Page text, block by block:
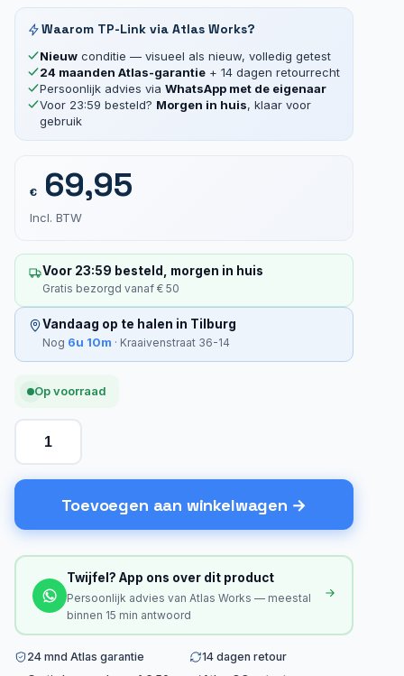
Waarom TP-Link via Atlas Works?
Nieuw conditie — visueel als nieuw, volledig getest
24 maanden Atlas-garantie + 14 dagen retourrecht
Persoonlijk advies via WhatsApp met de eigenaar
Voor 23:59 besteld? Morgen in huis, klaar voor
gebruik
€69,95
Incl. BTW
Voor 23:59 besteld, morgen in huis
Gratis bezorgd vanaf € 50
Vandaag op te halen in Tilburg
Nog 6u 10m · Kraaivenstraat 36-14
Op voorraad
Toevoegen aan winkelwagen
Twijfel? App ons over dit product
Persoonlijk advies van Atlas Works — meestal
binnen 15 min antwoord
24 mnd Atlas garantie
14 dagen retour